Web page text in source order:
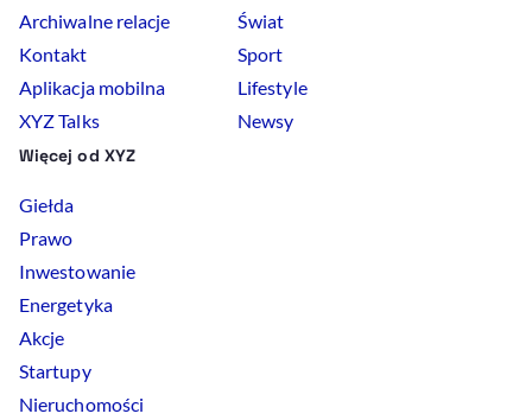
Archiwalne relacje
Kontakt
Aplikacja mobilna
XYZ Talks
Świat
Sport
Lifestyle
Newsy
Więcej od XYZ
Giełda
Prawo
Inwestowanie
Energetyka
Akcje
Startupy
Nieruchomości